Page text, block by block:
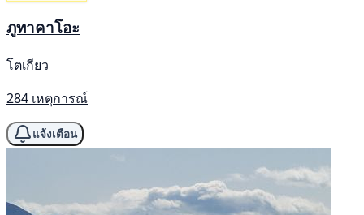
ภูทาคาโอะ
โตเกียว
284 เหตุการณ์
แจ้งเตือน